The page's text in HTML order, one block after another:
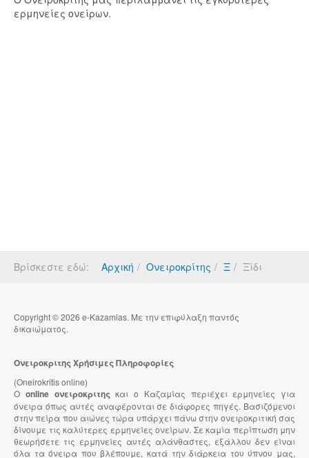
ερμηνείες ονείρων.
Βρίσκεστε εδώ: Αρχική Ονειροκρίτης Ξ Ξίδι
Copyright © 2026 e-Kazamias. Με την επιφύλαξη παντός
δικαιώματος.
Ονειροκριτης Χρήσιμες Πληροφορίες
(Oneirokritis online)
Ο online ονειροκριτηςκαι ο Καζαμίας περιέχει ερμηνείες για
όνειρα όπως αυτές αναφέρονται σε διάφορες πηγές. Βασιζόμενοι
στην πείρα που αιώνες τώρα υπάρχει πάνω στην ονειροκριτική σας
δίνουμε τις καλύτερες ερμηνείες ονείρων. Σε καμία περίπτωση μην
θεωρήσετε τις ερμηνείες αυτές αλάνθαστες, εξάλλου δεν είναι
όλα τα όνειρα που βλέπουμε, κατά την διάρκεια του ύπνου μας,